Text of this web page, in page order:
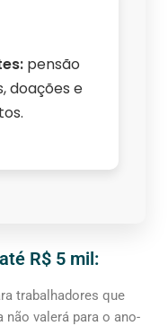
pensão
doações e
R$ 5 mil:
trabalhadores que
não valerá para o ano-